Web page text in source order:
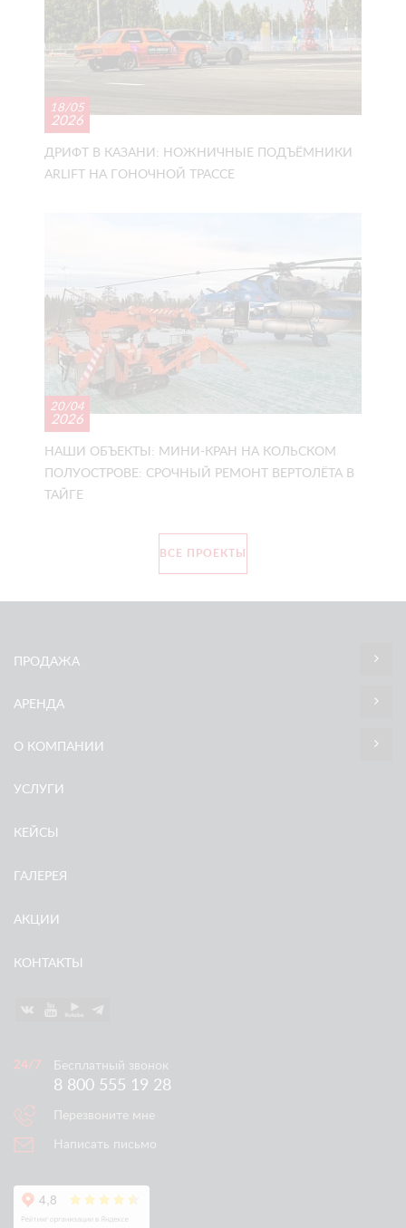
18/05
2026
ДРИФТ В КАЗАНИ: НОЖНИЧНЫЕ ПОДЪЁМНИКИ
ARLIFT НА ГОНОЧНОЙ ТРАССЕ
20/04
2026
НАШИ ОБЪЕКТЫ: МИНИ-КРАН НА КОЛЬСКОМ
ПОЛУОСТРОВЕ: СРОЧНЫЙ РЕМОНТ ВЕРТОЛЁТА В
ТАЙГЕ
ВСЕ ПРОЕКТЫ
ПРОДАЖА
АРЕНДА
О КОМПАНИИ
УСЛУГИ
КЕЙСЫ
ГАЛЕРЕЯ
АКЦИИ
КОНТАКТЫ
Бесплатный звонок
8 800 555 19 28
Перезвоните мне
Написать письмо